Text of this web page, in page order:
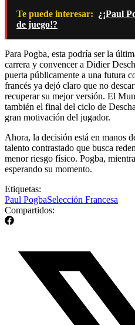
Te puede interesar: ¿¡Paul
de juego!?
Para Pogba, esta podría ser la
carrera y convencer a Didier
puerta públicamente a una futura
francés ya dejó claro que no
recuperar su mejor versión. El
también el final del ciclo de
gran motivación del jugador.
Ahora, la decisión está en manos
talento contrastado que busca
menor riesgo físico. Pogba,
esperando su momento.
Etiquetas:
Paul PogbaSelección Francesa
Compartidos: